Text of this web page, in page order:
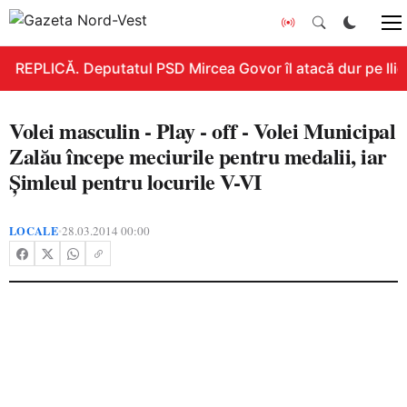
REPLICĂ. Deputatul PSD Mircea Govor îl atacă dur pe
Volei masculin - Play - off - Volei Municipal
Zalău începe meciurile pentru medalii, iar
Șimleul pentru locurile V-VI
LOCALE•28.03.2014 00:00